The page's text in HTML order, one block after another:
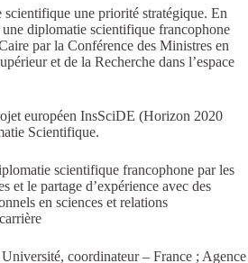
une priorité stratégique. En
diplomatie scientifique francophone
par la Conférence des Ministres en
et de la Recherche dans l’espace
européen InsSciDE (Horizon 2020
Scientifique.
scientifique francophone par les
et le partage d’expérience avec des
en sciences et relations
coordinateur – France ; Agence